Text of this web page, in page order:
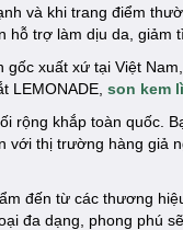
và khi trang điểm
hỗ trợ làm dịu da, giảm
gốc xuất xứ tại Việt
LEMONADE, son kem
rộng khắp toàn quốc.
với thị trường hàng giả
đến từ các thương
đa dạng, phong phú